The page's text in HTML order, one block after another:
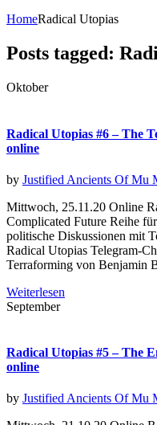
HomeRadical Utopias
Posts tagged:
Oktober
Radical Utopias #6 – The
online
by Justified Ancients Of Mu
Mittwoch, 25.11.20 Online
Complicated Future Reihe
politische Diskussionen mit
Radical Utopias Telegram-
Terraforming von Benjamin
Weiterlesen
September
Radical Utopias #5 – The
online
by Justified Ancients Of Mu